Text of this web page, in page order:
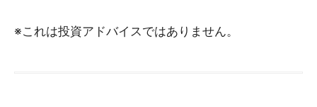
※これは投資アドバイスではありません。